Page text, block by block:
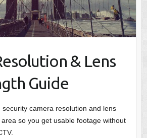
& Lens
Guide
camera resolution and lens
so you get usable footage without